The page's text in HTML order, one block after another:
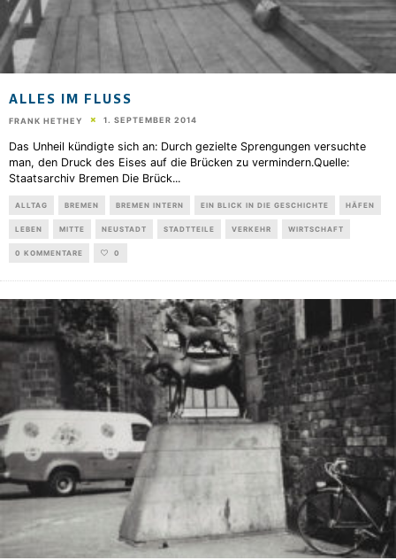
ALLES IM FLUSS
FRANK HETHEY 1. SEPTEMBER 2014
Das Unheil kündigte sich an: Durch gezielte Sprengungen versuchte
man, den Druck des Eises auf die Brücken zu vermindern.Quelle:
Staatsarchiv Bremen Die Brück...
ALLTAG BREMEN BREMEN INTERN EIN BLICK IN DIE GESCHICHTE HÄFEN
LEBEN MITTE NEUSTADT STADTTEILE VERKEHR WIRTSCHAFT
0 KOMMENTARE 0